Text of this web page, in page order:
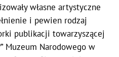
własne artystyczne
i pewien rodzaj
publikacji towarzyszącej
Muzeum Narodowego w